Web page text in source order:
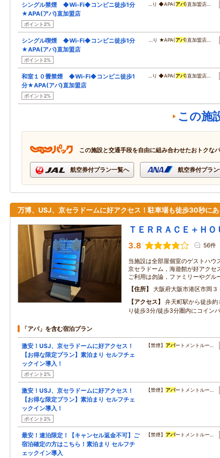
シングル禁煙 ◆Wi-Fi◆コンビニ徒歩1分
★APA(アパ)直加盟店
ポイント2%
…り ◆APA(アパ)直加盟店…
シングル喫煙 ◆Wi-Fi◆コンビニ徒歩1分
★APA(アパ)直加盟店
ポイント2%
…り ★APA(アパ)直加盟店…
和室１０畳禁煙 ◆Wi-Fi◆コンビニ徒歩1
分★APA(アパ)直加盟店
ポイント2%
…り ◆APA(アパ)直加盟店…
この施
この施設と交通手段を自由に組み合わせたおトクな
航空券付プラン一覧へ 航空券付プラ
万博、USJ、京セラドームに好アクセス！駐車場も徒歩30秒に
ＴＥＲＲＡＣＥ＋Ｈ
3.8 56件
当施設は全部屋個室のゲストハウ
京セラドーム，海遊館が好アクセ
ご利用は勿論，ファミリーやグル
住所
大阪府大阪市港区市岡３
アクセス
弁天町駅から徒歩
り徒歩3分/徒歩3分圏内にコイン
「アパ」を含む宿泊プラン
激安！USJ、京セラドームに好アクセス！
【お得な限定プラン】素泊まり セルフチェ
ックイン導入！
ポイント2%
【禁煙】 アパートメントルー…
激安！USJ、京セラドームに好アクセス！
【お得な限定プラン】素泊まり セルフチェ
ックイン導入！
ポイント2%
【禁煙】 アパートメントルー…
最安！連泊限定！【キャンセル返金不可】ご
宿泊確定の方はこちら！素泊まり セルフチ
ェックイン導入
【禁煙】 アパートメントルー…